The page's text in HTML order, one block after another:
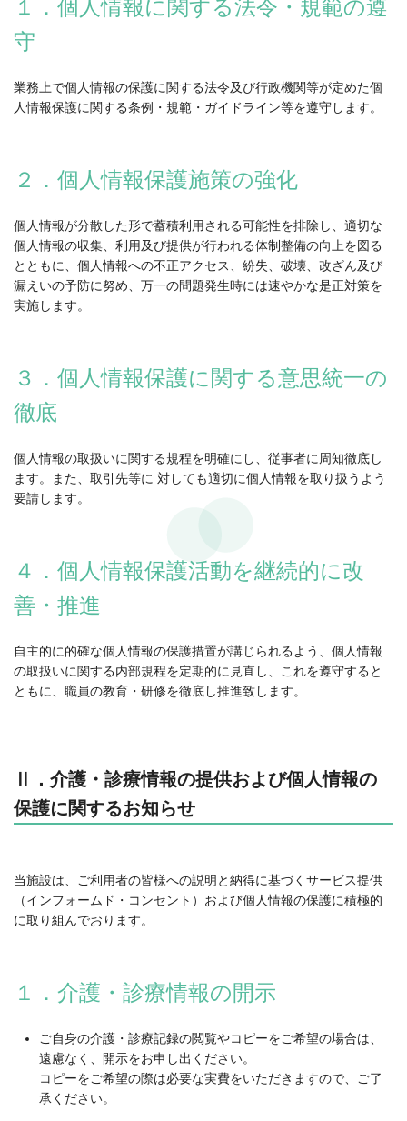
１．個人情報に関する法令・規範の遵
守
業務上で個人情報の保護に関する法令及び行政機関等が定めた個
人情報保護に関する条例・規範・ガイドライン等を遵守します。
２．個人情報保護施策の強化
個人情報が分散した形で蓄積利用される可能性を排除し、適切な
個人情報の収集、利用及び提供が行われる体制整備の向上を図る
とともに、個人情報への不正アクセス、紛失、破壊、改ざん及び
漏えいの予防に努め、万一の問題発生時には速やかな是正対策を
実施します。
３．個人情報保護に関する意思統一の
徹底
個人情報の取扱いに関する規程を明確にし、従事者に周知徹底し
ます。また、取引先等に 対しても適切に個人情報を取り扱うよう
要請します。
４．個人情報保護活動を継続的に改
善・推進
自主的に的確な個人情報の保護措置が講じられるよう、個人情報
の取扱いに関する内部規程を定期的に見直し、これを遵守すると
ともに、職員の教育・研修を徹底し推進致します。
Ⅱ．介護・診療情報の提供および個人情報の
保護に関するお知らせ
当施設は、ご利用者の皆様への説明と納得に基づくサービス提供
（インフォームド・コンセント）および個人情報の保護に積極的
に取り組んでおります。
１．介護・診療情報の開示
ご自身の介護・診療記録の閲覧やコピーをご希望の場合は、
遠慮なく、開示をお申し出ください。
コピーをご希望の際は必要な実費をいただきますので、ご了
承ください。